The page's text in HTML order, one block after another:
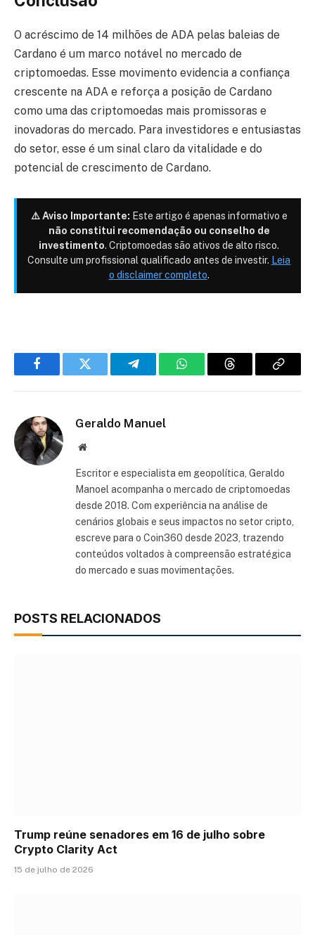
O acréscimo de 14 milhões de ADA pelas baleias de
Cardano é um marco notável no mercado de
criptomoedas. Esse movimento evidencia a confiança
crescente na ADA e reforça a posição de Cardano
como uma das criptomoedas mais promissoras e
inovadoras do mercado. Para investidores e entusiastas
do setor, esse é um sinal claro da vitalidade e do
potencial de crescimento de Cardano.
⚠️ Aviso Importante: Este artigo é apenas informativo e
não constitui recomendação ou conselho de
investimento. Criptomoedas são ativos de alto risco.
Consulte um profissional qualificado antes de investir. Leia
o disclaimer completo.
FacebookTwitter TelegramWhatsAppThreads Copiar
Geraldo Manuel
Site
Escritor e especialista em geopolítica, Geraldo
Manoel acompanha o mercado de criptomoedas
desde 2018. Com experiência na análise de
cenários globais e seus impactos no setor cripto,
escreve para o Coin360 desde 2023, trazendo
conteúdos voltados à compreensão estratégica
do mercado e suas movimentações.
POSTS RELACIONADOS
Trump reúne senadores em 16 de julho sobre
Crypto Clarity Act
15 de julho de 2026